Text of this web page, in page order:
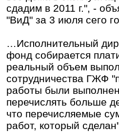
сдадим в 2011 г.", -
"ВиД" за 3 июля сего
…Исполнительный
фонд собирается
реальный объем
сотрудничества ГЖФ
работы были
перечислять больше
что перечисляемые
работ, который